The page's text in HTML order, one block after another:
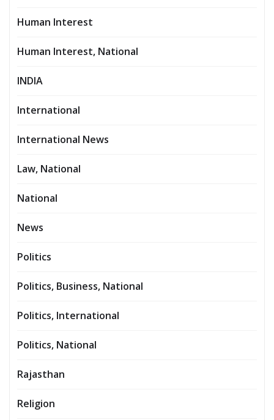
Human Interest
Human Interest, National
INDIA
International
International News
Law, National
National
News
Politics
Politics, Business, National
Politics, International
Politics, National
Rajasthan
Religion